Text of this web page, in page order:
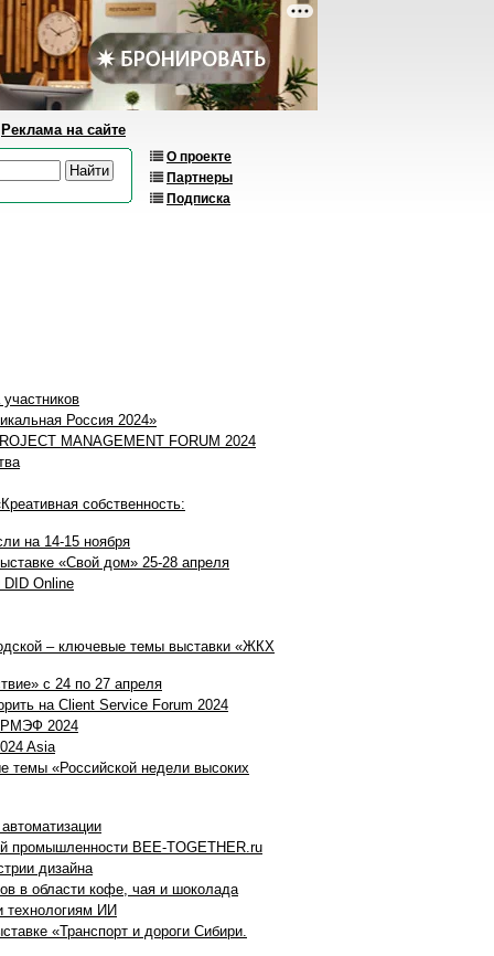
О проекте
Партнеры
Подписка
Реклама на сайте
Россия 2024»
MANAGEMENT FORUM 2024
собственность:
на 14-15 ноября
«Свой дом» 25-28 апреля
DID Online
– ключевые темы выставки «ЖКХ
с 24 по 27 апреля
на Client Service Forum 2024
РМЭФ 2024
Asia
темы «Российской недели высоких
промышленности BEE-TOGETHER.ru
дизайна
в области кофе, чая и шоколада
технологиям ИИ
«Транспорт и дороги Сибири.